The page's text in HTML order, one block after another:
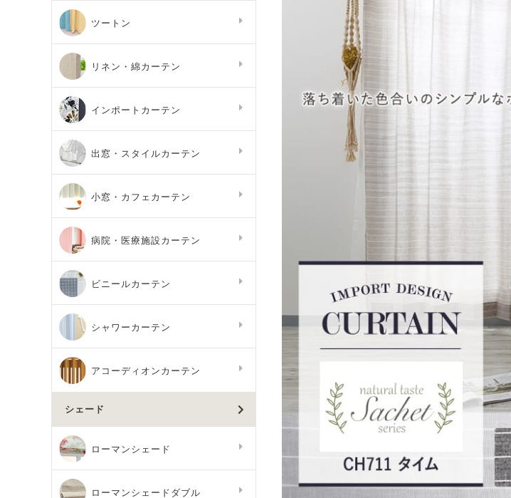
ツートン
リネン・綿カーテン
インポートカーテン
出窓・スタイルカーテン
小窓・カフェカーテン
病院・医療施設カーテン
ビニールカーテン
シャワーカーテン
アコーディオンカーテン
シェード
ローマンシェード
ローマンシェードダブル